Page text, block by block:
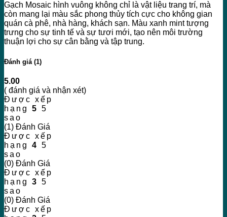
Gạch Mosaic hình vuông không chỉ là vật liệu trang trí, mà
còn mang lại màu sắc phong thủy tích cực cho không gian
quán cà phê, nhà hàng, khách sạn. Màu xanh mint tượng
trưng cho sự tinh tế và sự tươi mới, tạo nên môi trường
thuận lợi cho sự cân bằng và tập trung.
Đánh giá (1)
5.00
( đánh giá và nhận xét)
Được xếp
hạng 5 5
sao
(1) Đánh Giá
Được xếp
hạng 4 5
sao
(0) Đánh Giá
Được xếp
hạng 3 5
sao
(0) Đánh Giá
Được xếp